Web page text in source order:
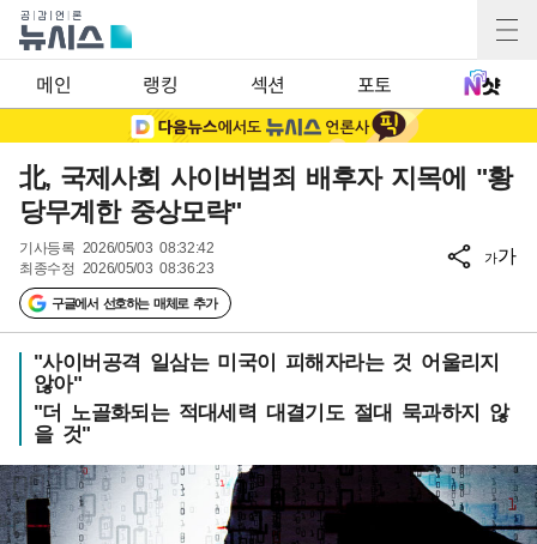
메인 랭킹 섹션 포토
北, 국제사회 사이버범죄 배후자 지목에 "황
당무계한 중상모략"
기사등록 2026/05/03 08:32:42
최종수정 2026/05/03 08:36:23
구글에서 선호하는 매체로 추가
가가
"사이버공격 일삼는 미국이 피해자라는 것 어울리지
않아"
"더 노골화되는 적대세력 대결기도 절대 묵과하지 않
을 것"